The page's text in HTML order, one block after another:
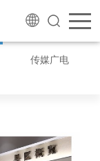
传媒广电